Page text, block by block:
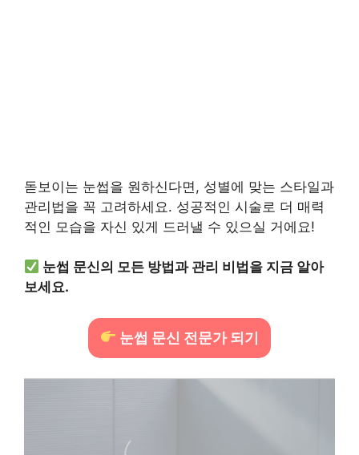
돋보이는 눈썹을 원하신다면, 성별에 맞는 스타일과
관리법을 꼭 고려하세요. 성공적인 시술로 더 매력
적인 모습을 자신 있게 드러낼 수 있으실 거에요!
눈썹 문신의 모든 방법과 관리 비법을 지금 알아
보세요.
눈썹 문신 전문가 되기